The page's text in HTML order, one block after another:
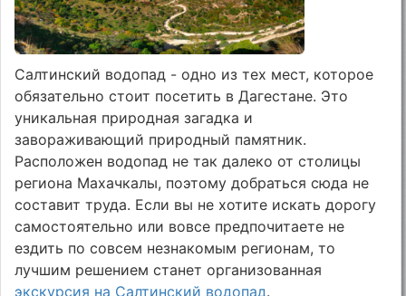
Салтинский водопад - одно из тех мест, которое
обязательно стоит посетить в Дагестане. Это
уникальная природная загадка и
завораживающий природный памятник.
Расположен водопад не так далеко от столицы
региона Махачкалы, поэтому добраться сюда не
составит труда. Если вы не хотите искать дорогу
самостоятельно или вовсе предпочитаете не
ездить по совсем незнакомым регионам, то
лучшим решением станет организованная
экскурсия на Салтинский водопад.